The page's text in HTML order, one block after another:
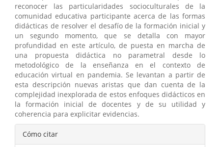
reconocer las particularidades socioculturales de la
comunidad educativa participante acerca de las formas
didácticas de resolver el desafío de la formación inicial y
un segundo momento, que se detalla con mayor
profundidad en este artículo, de puesta en marcha de
una propuesta didáctica no parametral desde lo
metodológico de la enseñanza en el contexto de
educación virtual en pandemia. Se levantan a partir de
esta descripción nuevas aristas que dan cuenta de la
complejidad inexplorada de estos enfoques didácticos en
la formación inicial de docentes y de su utilidad y
coherencia para explicitar evidencias.
Detalles
Cómo citar